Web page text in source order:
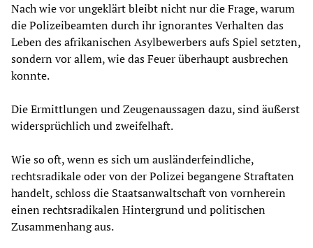
Nach wie vor ungeklärt bleibt nicht nur die Frage, warum
die Polizeibeamten durch ihr ignorantes Verhalten das
Leben des afrikanischen Asylbewerbers aufs Spiel setzten,
sondern vor allem, wie das Feuer überhaupt ausbrechen
konnte.
Die Ermittlungen und Zeugenaussagen dazu, sind äußerst
widersprüchlich und zweifelhaft.
Wie so oft, wenn es sich um ausländerfeindliche,
rechtsradikale oder von der Polizei begangene Straftaten
handelt, schloss die Staatsanwaltschaft von vornherein
einen rechtsradikalen Hintergrund und politischen
Zusammenhang aus.